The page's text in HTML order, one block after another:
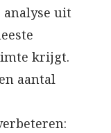
analyse uit
krijgt.
aantal